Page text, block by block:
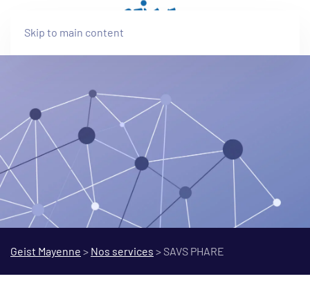
Skip to main content
S A
S
H A
R
É
Geist Mayenne > Nos services > SAVS PHARE